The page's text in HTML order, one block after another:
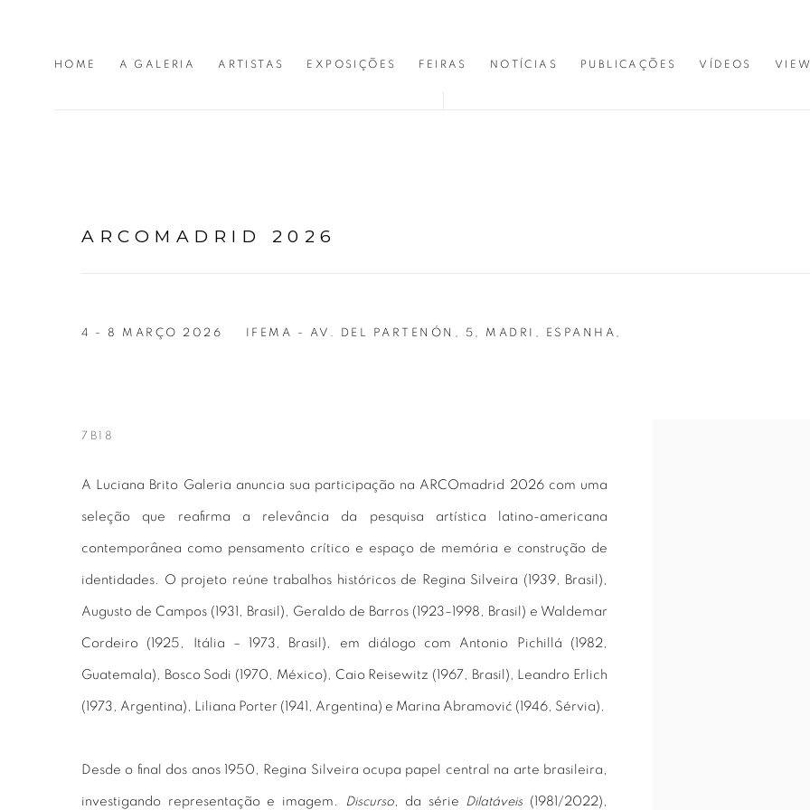
HOME A GALERIA ARTISTAS EXPOSIÇÕES FEIRAS NOTÍCIAS PUBLICAÇÕES VÍDEOS
ARCOMADRID 2026
IFEMA - AV. DEL PARTENÓN, 5, MADRI, ESPANHA,
4 - 8 MARÇO 2026
7B18
A Luciana Brito Galeria anuncia sua participação na ARCOmadrid 2026 com uma
seleção que reafirma a relevância da pesquisa artística latino-americana
contemporânea como pensamento crítico e espaço de memória e construção de
identidades. O projeto reúne trabalhos históricos de Regina Silveira (1939, Brasil),
Augusto de Campos (1931, Brasil), Geraldo de Barros (1923–1998, Brasil) e Waldemar
Cordeiro (1925, Itália – 1973, Brasil), em diálogo com Antonio Pichillá (1982,
Guatemala), Bosco Sodi (1970, México), Caio Reisewitz (1967, Brasil), Leandro Erlich
(1973, Argentina), Liliana Porter (1941, Argentina) e Marina Abramović (1946, Sérvia).
Desde o final dos anos 1950, Regina Silveira ocupa papel central na arte brasileira,
investigando representação e imagem. Discurso, da série Dilatáveis(1981/2022),